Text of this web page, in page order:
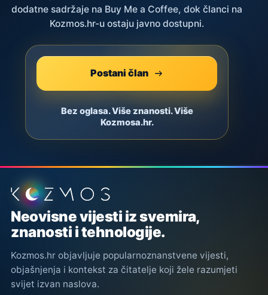
dodatne sadržaje na Buy Me a Coffee, dok članci na
Kozmos.hr-u ostaju javno dostupni.
Postani član
Bez oglasa. Više znanosti. Više
Kozmosa.hr.
Podnožje stranice
Neovisne vijesti iz svemira,
znanosti i tehnologije.
Kozmos.hr objavljuje popularnoznanstvene vijesti,
objašnjenja i kontekst za čitatelje koji žele razumjeti
svijet izvan naslova.